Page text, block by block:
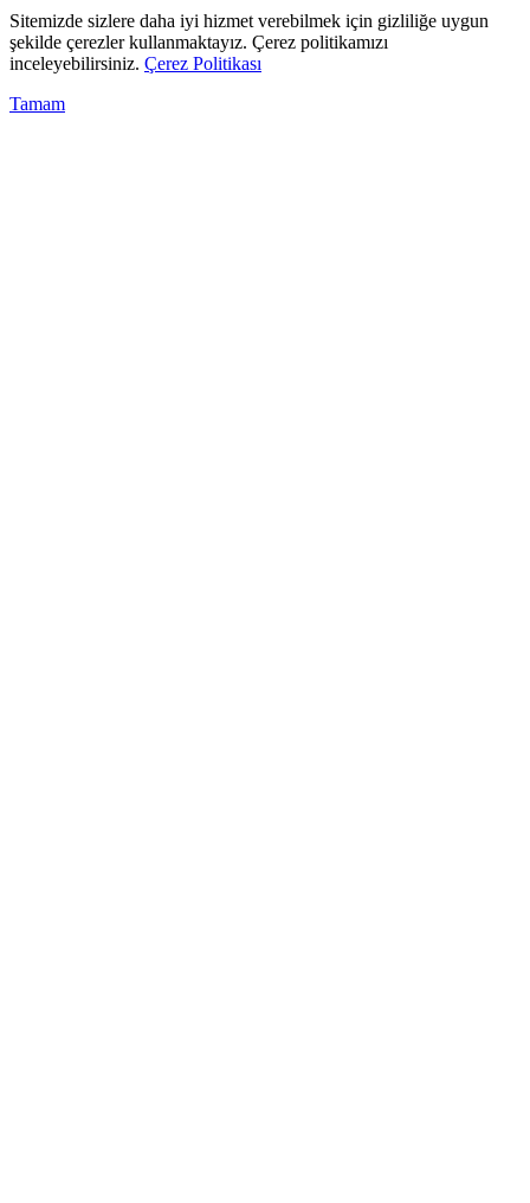
Sitemizde sizlere daha iyi hizmet verebilmek için gizliliğe uygun
şekilde çerezler kullanmaktayız. Çerez politikamızı
inceleyebilirsiniz. Çerez Politikası
Tamam